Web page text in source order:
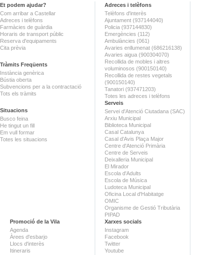
Et podem ajudar?
Com arribar a Castellar
Adreces i telèfons
Farmàcies de guàrdia
Horaris de transport públic
Reserva d'equipaments
Cita prèvia
Tràmits Freqüents
Instància genèrica
Bústia oberta
Subvencions per a la contractació
Tots els tràmits
Situacions
Busco feina
He tingut un fill
Em vull formar
Totes les situacions
Adreces i telèfons
Telèfons d'interès
Ajuntament (937144040)
Policia (937144830)
Emergències (112)
Ambulàncies (061)
Avaries enllumenat (686216138)
Avaries aigua (900304070)
Recollida de mobles i altres
voluminosos (900150140)
Recollida de restes vegetals
(900150140)
Tanatori (937471203)
Totes les adreces i telèfons
Serveis
Servei d'Atenció Ciutadana (SAC)
Arxiu Municipal
Biblioteca Municipal
Casal Catalunya
Casal d'Avis Plaça Major
Centre d'Atenció Primària
Centre de Serveis
Deixalleria Municipal
El Mirador
Escola d'Adults
Escola de Música
Ludoteca Municipal
Oficina Local d'Habitatge
OMIC
Organisme de Gestió Tributària
PIPAD
Promoció de la Vila
Agenda
Àrees d'esbarjo
Llocs d'interès
Itineraris
Xarxes socials
Instagram
Facebook
Twitter
Youtube